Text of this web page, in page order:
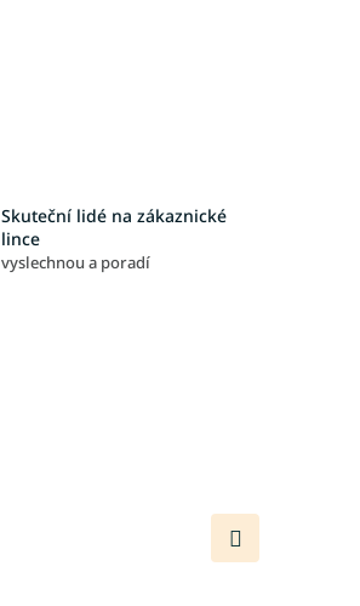
Skuteční lidé na zákaznické
lince
vyslechnou a poradí
Další
produkt